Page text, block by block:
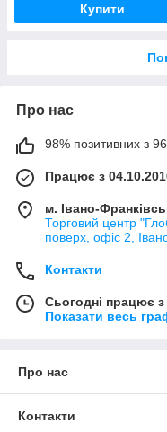
Купити
Про нас
98% позитивних з 96
Працює з
м. Івано-
Торговий центр
поверх, офіс 2,
Контакти
Сьогодні працює
Показати весь
Про нас
Контакти